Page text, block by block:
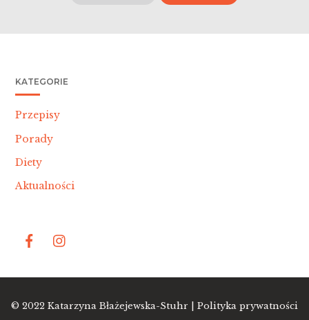
To
KATEGORIE
Przepisy
Porady
Diety
Aktualności
© 2022 Katarzyna Błażejewska-Stuhr | Polityka prywatności